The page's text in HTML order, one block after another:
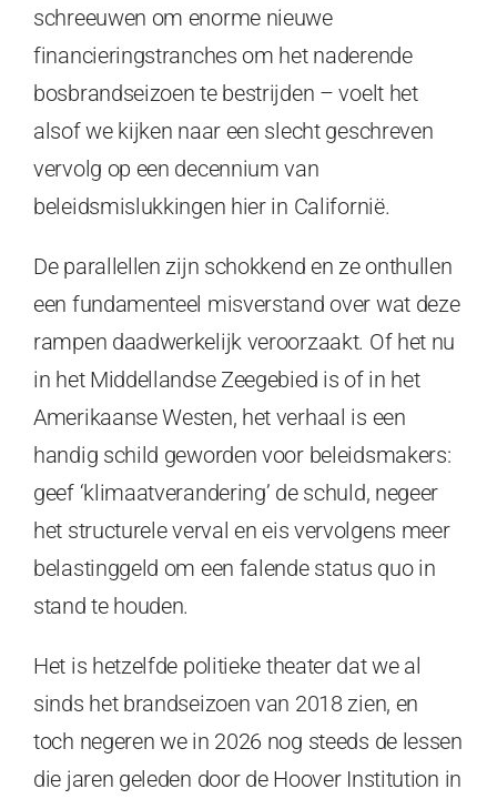
schreeuwen om enorme nieuwe
financieringstranches om het naderende
bosbrandseizoen te bestrijden – voelt het
alsof we kijken naar een slecht geschreven
vervolg op een decennium van
beleidsmislukkingen hier in Californië.
De parallellen zijn schokkend en ze onthullen
een fundamenteel misverstand over wat deze
rampen daadwerkelijk veroorzaakt. Of het nu
in het Middellandse Zeegebied is of in het
Amerikaanse Westen, het verhaal is een
handig schild geworden voor beleidsmakers:
geef ‘klimaatverandering’ de schuld, negeer
het structurele verval en eis vervolgens meer
belastinggeld om een falende status quo in
stand te houden.
Het is hetzelfde politieke theater dat we al
sinds het brandseizoen van 2018 zien, en
toch negeren we in 2026 nog steeds de lessen
die jaren geleden door de Hoover Institution in